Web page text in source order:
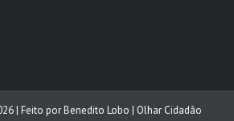
| Feito porBenedito Lobo | Olhar Cidadão